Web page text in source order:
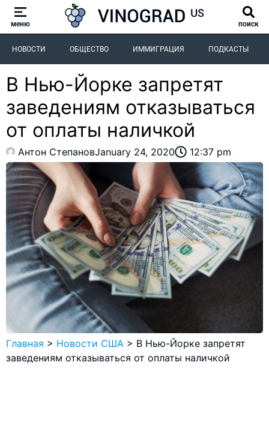
меню поиск
НОВОСТИ ОБЩЕСТВО ИММИГРАЦИЯ ПОДКАСТЫ
В Нью-Йорке запретят
заведениям отказываться
от оплаты наличкой
Антон СтепановJanuary 24, 2020 12:37 pm
Главная > Новости США > В Нью-Йорке запретят
заведениям отказываться от оплаты наличкой